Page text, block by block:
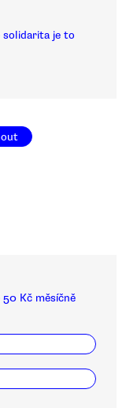
solidarita je to
Kč měsíčně